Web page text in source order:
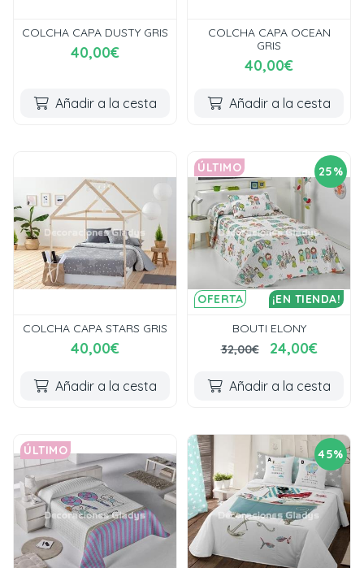
COLCHA CAPA DUSTY GRIS
40,00€
Añadir a la cesta
COLCHA CAPA OCEAN
GRIS
40,00€
Añadir a la cesta
COLCHA CAPA STARS GRIS
40,00€
Añadir a la cesta
25%
OFERTA ¡EN TIENDA!
ÚLTIMO
BOUTI ELONY
32,00€
24,00€
Añadir a la cesta
ÚLTIMO 45%